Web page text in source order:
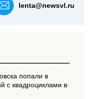
lenta@newsvl.ru
попали в
с квадроциклами в